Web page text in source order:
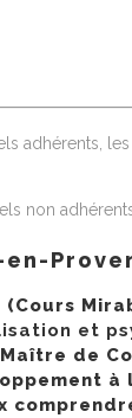
adhérents,
non
en-
(Cours
et
de
à